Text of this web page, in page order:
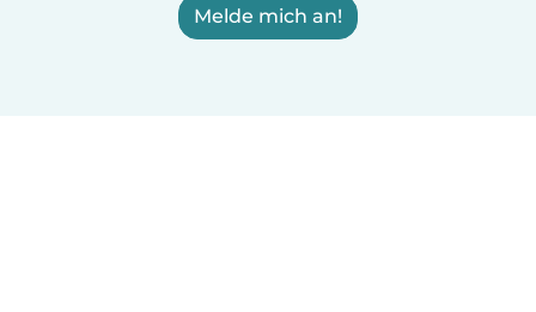
Melde mich an!